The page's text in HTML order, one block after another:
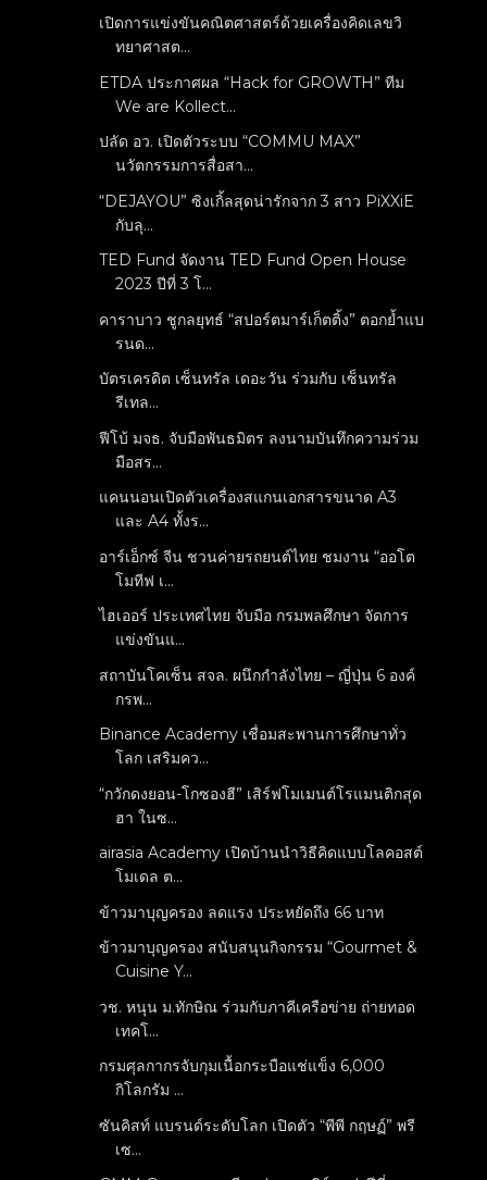
เปิดการแข่งขันคณิตศาสตร์ด้วยเครื่องคิดเลขวิ
ทยาศาสต...
ETDA ประกาศผล “Hack for GROWTH” ทีม
We are Kollect...
ปลัด อว. เปิดตัวระบบ “COMMU MAX”
นวัตกรรมการสื่อสา...
“DEJAYOU” ซิงเกิ้ลสุดน่ารักจาก 3 สาว PiXXiE
กับลุ...
TED Fund จัดงาน TED Fund Open House
2023 ปีที่ 3 โ...
คาราบาว ชูกลยุทธ์ “สปอร์ตมาร์เก็ตติ้ง” ตอกย้ำแบ
รนด...
บัตรเครดิต เซ็นทรัล เดอะวัน ร่วมกับ เซ็นทรัล
รีเทล...
ฟีโบ้ มจธ. จับมือพันธมิตร ลงนามบันทึกความร่วม
มือสร...
แคนนอนเปิดตัวเครื่องสแกนเอกสารขนาด A3
และ A4 ทั้งร...
อาร์เอ็กซ์ จีน ชวนค่ายรถยนต์ไทย ชมงาน “ออโต
โมทีฟ เ...
ไฮเออร์ ประเทศไทย จับมือ กรมพลศึกษา จัดการ
แข่งขันแ...
สถาบันโคเซ็น สจล. ผนึกกำลังไทย – ญี่ปุ่น 6 องค์
กรพ...
Binance Academy เชื่อมสะพานการศึกษาทั่ว
โลก เสริมคว...
“กวักดงยอน-โกซองฮี” เสิร์ฟโมเมนต์โรแมนติกสุด
ฮา ในซ...
airasia Academy เปิดบ้านนำวิธีคิดแบบโลคอสต์
โมเดล ต...
ข้าวมาบุญครอง ลดแรง ประหยัดถึง 66 บาท
ข้าวมาบุญครอง สนับสนุนกิจกรรม “Gourmet &
Cuisine Y...
วช. หนุน ม.ทักษิณ ร่วมกับภาคีเครือข่าย ถ่ายทอด
เทคโ...
กรมศุลกากรจับกุมเนื้อกระบือแช่แข็ง 6,000
กิโลกรัม ...
ซันคิสท์ แบรนด์ระดับโลก เปิดตัว “พีพี กฤษฏ์” พรี
เซ...